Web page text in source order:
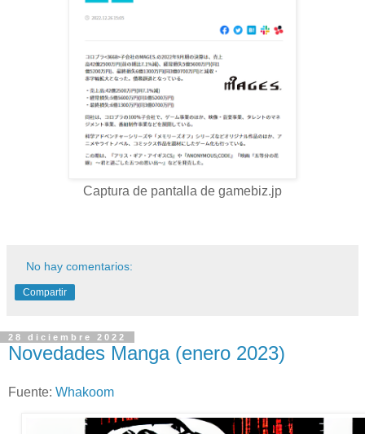
Captura de pantalla de gamebiz.jp
No hay comentarios:
Compartir
28 diciembre 2022
Novedades Manga (enero 2023)
Fuente: Whakoom